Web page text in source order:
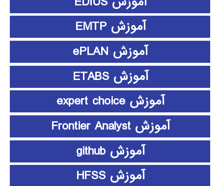
آموزش EMTP
آموزش ePLAN
آموزش ETABS
آموزش expert choice
آموزش Frontier Analyst
آموزش github
آموزش HFSS